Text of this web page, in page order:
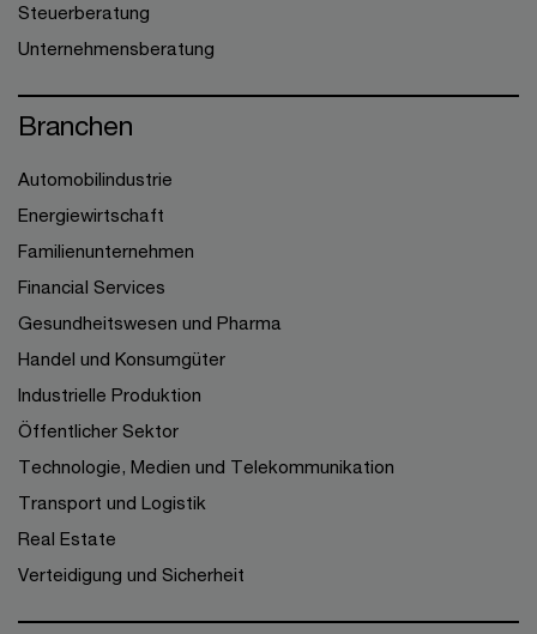
Steuerberatung
Unternehmensberatung
Branchen
Automobilindustrie
Energiewirtschaft
Familienunternehmen
Financial Services
Gesundheitswesen und Pharma
Handel und Konsumgüter
Industrielle Produktion
Öffentlicher Sektor
Technologie, Medien und Telekommunikation
Transport und Logistik
Real Estate
Verteidigung und Sicherheit